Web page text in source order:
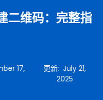
二维码：完整指
17,
更新: July 21,
2025